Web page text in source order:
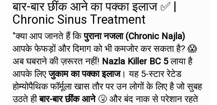
बार-बार छींक आने का पक्का इलाज ✅ |
Chronic Sinus Treatment
"क्या आप जानते हैं किपुराना नजला (Chronic Najla)
आपके फेफड़ों और दिमाग को भी कमजोर कर सकता है? 😱
अब घबराने की ज़रूरत नहीं! Nazla Killer BC 5लाया है
आपके लिएजुकाम का पक्का इलाज। यह 5-स्टार रेटेड
होम्योपैथिक फॉर्मूला खास तौर पर उन लोगों के लिए है जो सुबह
उठते हीबार-बार छींक आने🤧 और बंद नाक से परेशान रहते